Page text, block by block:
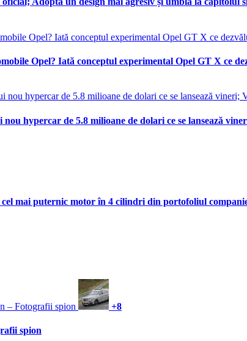
Opel? Iată conceptul experimental Opel GT X ce
hypercar de 5.8 milioane de dolari ce se lansează
mai puternic motor în 4 cilindri din portofoliul
+8
spion